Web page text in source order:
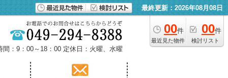
最終更新：2026年08月08日
00件
最近見た物件
00件
検討リスト
間：9：00～18：00 定休日：火曜、水曜